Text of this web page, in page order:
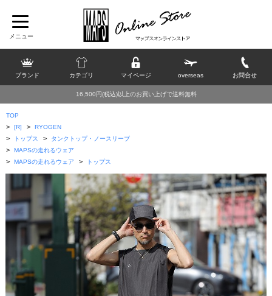
ブランド カテゴリ マイページ overseas お問合せ
16,500円(税込)以上のお買い上げで送料無料
TOP
> [R] > RYOGEN
> トップス > タンクトップ・ノースリーブ
> MAPSの走れるウェア
> MAPSの走れるウェア > トップス